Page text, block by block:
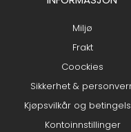
Miljø
Frakt
Coockies
Sikkerhet &
Kjøpsvilkår og
Kontoinnstillinger